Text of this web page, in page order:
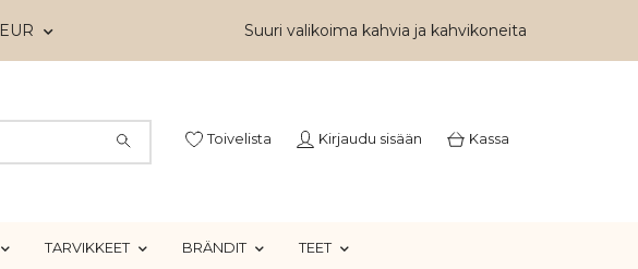
EUR Suuri valikoima kahvia ja kahvikoneita
Toivelista Kirjaudu sisään Kassa
TARVIKKEET BRÄNDIT TEET